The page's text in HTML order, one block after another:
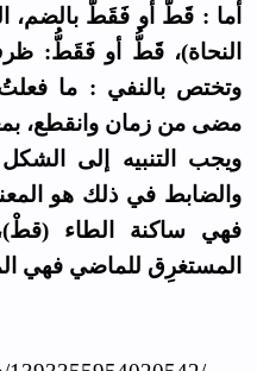
أما : قَطُّ أو فَقَطُّ بالضم،
النحاة)، قَطُّ أو فَقَطُّ:
وتختص بالنفي : ما
مضى من زمان وانقطع،
ويجب التنبيه إلى
والضابط في ذلك هو
فهي ساكنة الطاء
المستغرِق للماضي فهي